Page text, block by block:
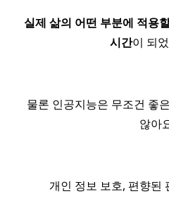
실제 삶의 어떤 부분에 적용
시간이 되
물론 인공지능은 무조건 좋
않아
개인 정보 보호, 편향된